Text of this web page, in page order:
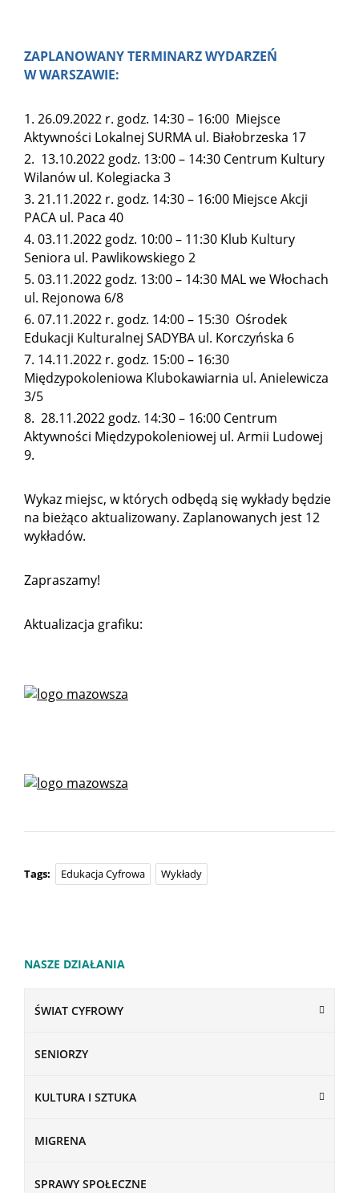
ZAPLANOWANY TERMINARZ WYDARZEŃ
W WARSZAWIE:
26.09.2022 r. godz. 14:30 – 16:00 Miejsce
Aktywności Lokalnej SURMA ul. Białobrzeska 17
13.10.2022 godz. 13:00 – 14:30 Centrum Kultury
Wilanów ul. Kolegiacka 3
21.11.2022 r. godz. 14:30 – 16:00 Miejsce Akcji
PACA ul. Paca 40
03.11.2022 godz. 10:00 – 11:30 Klub Kultury
Seniora ul. Pawlikowskiego 2
03.11.2022 godz. 13:00 – 14:30 MAL we Włochach
ul. Rejonowa 6/8
07.11.2022 r. godz. 14:00 – 15:30 Ośrodek
Edukacji Kulturalnej SADYBA ul. Korczyńska 6
14.11.2022 r. godz. 15:00 – 16:30
Międzypokoleniowa Klubokawiarnia ul. Anielewicza
3/5
28.11.2022 godz. 14:30 – 16:00 Centrum
Aktywności Międzypokoleniowej ul. Armii Ludowej
9.
Wykaz miejsc, w których odbędą się wykłady będzie
na bieżąco aktualizowany. Zaplanowanych jest 12
wykładów.
Zapraszamy!
Aktualizacja grafiku:
Tags: Edukacja Cyfrowa Wykłady
NASZE DZIAŁANIA
ŚWIAT CYFROWY
SENIORZY
KULTURA I SZTUKA
MIGRENA
SPRAWY SPOŁECZNE